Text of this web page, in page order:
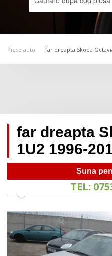
Piese auto far dreapta Skoda
far dreapta
1U2 1996-
Suna
TEL: